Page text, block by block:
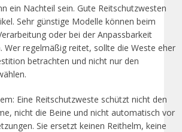
ein Nachteil sein. Gute Reitschutzwesten
Sehr günstige Modelle können beim
oder bei der Anpassbarkeit
Wer regelmäßig reitet, sollte die Weste eher
betrachten und nicht nur den
Eine Reitschutzweste schützt nicht den
nicht die Beine und nicht automatisch vor
Sie ersetzt keinen Reithelm, keine